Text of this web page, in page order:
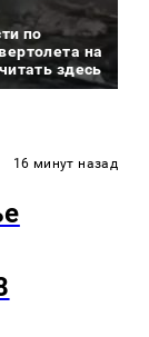
по
на
здесь
16 минут назад